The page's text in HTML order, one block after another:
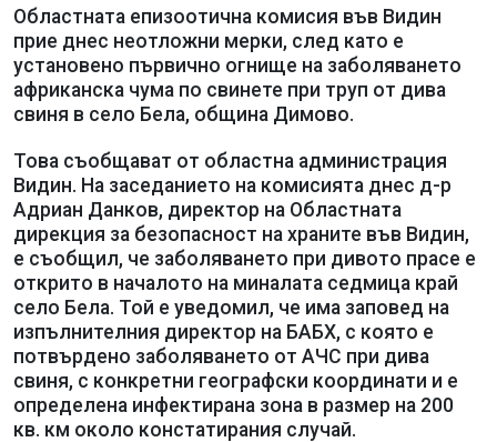
Областната епизоотична комисия във Видин
прие днес неотложни мерки, след като е
установено първично огнище на заболяването
африканска чума по свинете при труп от дива
свиня в село Бела, община Димово.
Това съобщават от областна администрация
Видин. На заседанието на комисията днес д-р
Адриан Данков, директор на Областната
дирекция за безопасност на храните във Видин,
е съобщил, че заболяването при дивото прасе е
открито в началото на миналата седмица край
село Бела. Той е уведомил, че има заповед на
изпълнителния директор на БАБХ, с която е
потвърдено заболяването от АЧС при дива
свиня, с конкретни географски координати и е
определена инфектирана зона в размер на 200
кв. км около констатирания случай.